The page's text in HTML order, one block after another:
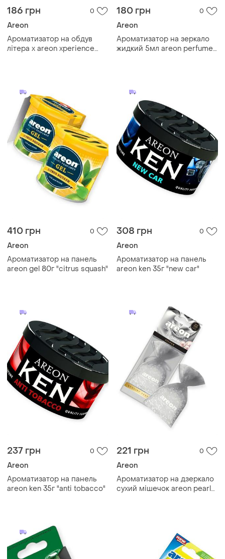
186 грн 0
Areon
Ароматизатор на обдув
літера x areon xperience
180 грн 0
Areon
Ароматизатор на зеркало
жидкий 5мл areon perfume
410 грн 0
Areon
Ароматизатор на панель
areon gel 80г "citrus squash"
308 грн 0
Areon
Ароматизатор на панель
areon ken 35г "new car"
237 грн 0
Areon
Ароматизатор на панель
areon ken 35г "anti tobacco"
221 грн 0
Areon
Ароматизатор на дзеркало
сухий мішечок areon pearls